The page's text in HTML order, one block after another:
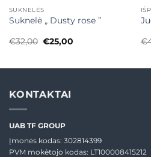
SUKNELĖS
Suknelė „ Dusty rose ”
€32,00 Original
price
€25,00Current
€
KONTAKTAI
UAB TF GROUP
Įmonės kodas: 302814399
PVM mokėtojo kodas: LT100008415212